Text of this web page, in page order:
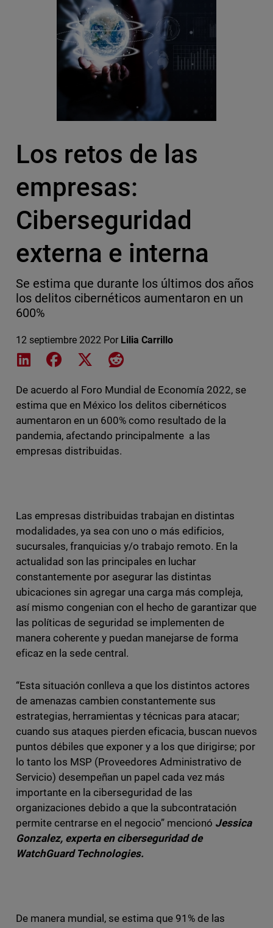
Los retos de las
empresas:
Ciberseguridad
externa e interna
Se estima que durante los últimos dos años
los delitos cibernéticos aumentaron en un
600%
12 septiembre 2022 Por Lilia Carrillo
Share on LinkedIn
Share on Facebook
Share on XShare on Reddit
De acuerdo al Foro Mundial de Economía 2022, se
estima que en México los delitos cibernéticos
aumentaron en un 600% como resultado de la
pandemia, afectando principalmente a las
empresas distribuidas.
Las empresas distribuidas trabajan en distintas
modalidades, ya sea con uno o más edificios,
sucursales, franquicias y/o trabajo remoto. En la
actualidad son las principales en luchar
constantemente por asegurar las distintas
ubicaciones sin agregar una carga más compleja,
así mismo congenian con el hecho de garantizar que
las políticas de seguridad se implementen de
manera coherente y puedan manejarse de forma
eficaz en la sede central.
“Esta situación conlleva a que los distintos actores
de amenazas cambien constantemente sus
estrategias, herramientas y técnicas para atacar;
cuando sus ataques pierden eficacia, buscan nuevos
puntos débiles que exponer y a los que dirigirse; por
lo tanto los MSP (Proveedores Administrativo de
Servicio) desempeñan un papel cada vez más
importante en la ciberseguridad de las
organizaciones debido a que la subcontratación
permite centrarse en el negocio” mencionó Jessica
Gonzalez, experta en ciberseguridad de
WatchGuard Technologies.
De manera mundial, se estima que 91% de las